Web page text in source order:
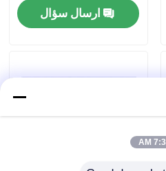
ارسال سؤال
7:34